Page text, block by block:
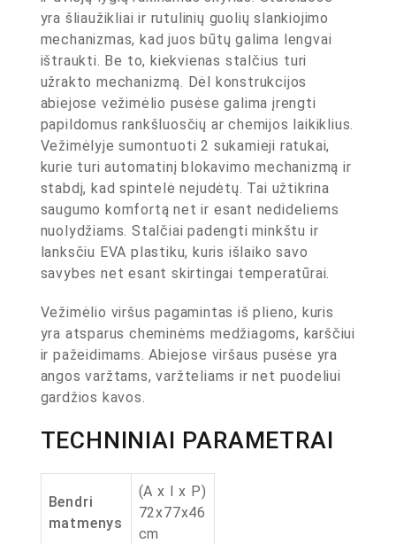
yra šliaužikliai ir rutulinių guolių slankiojimo
mechanizmas, kad juos būtų galima lengvai
ištraukti. Be to, kiekvienas stalčius turi
užrakto mechanizmą. Dėl konstrukcijos
abiejose vežimėlio pusėse galima įrengti
papildomus rankšluosčių ar chemijos laikiklius.
Vežimėlyje sumontuoti 2 sukamieji ratukai,
kurie turi automatinį blokavimo mechanizmą ir
stabdį, kad spintelė nejudėtų. Tai užtikrina
saugumo komfortą net ir esant nedideliems
nuolydžiams. Stalčiai padengti minkštu ir
lanksčiu EVA plastiku, kuris išlaiko savo
savybes net esant skirtingai temperatūrai.
Vežimėlio viršus pagamintas iš plieno, kuris
yra atsparus cheminėms medžiagoms, karščiui
ir pažeidimams. Abiejose viršaus pusėse yra
angos varžtams, varžteliams ir net puodeliui
gardžios kavos.
TECHNINIAI PARAMETRAI
Bendri
matmenys
(A x I x P)
72x77x46
cm